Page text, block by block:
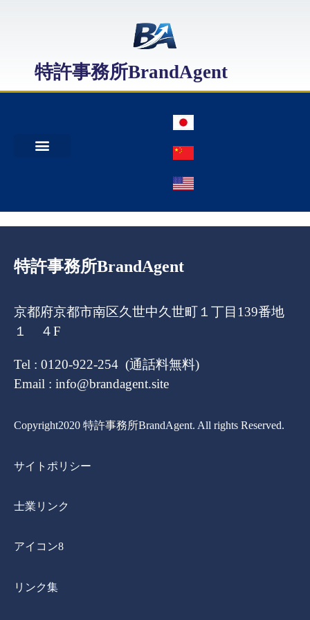
特許事務所BrandAgent
特許事務所BrandAgent
京都府京都市南区久世中久世町１丁目139番地
１ ４F
Tel : 0120-922-254 (通話料無料)
Email : info@brandagent.site
Copyright2020 特許事務所BrandAgent. All rights Reserved.
サイトポリシー
士業リンク
アイコン8
リンク集